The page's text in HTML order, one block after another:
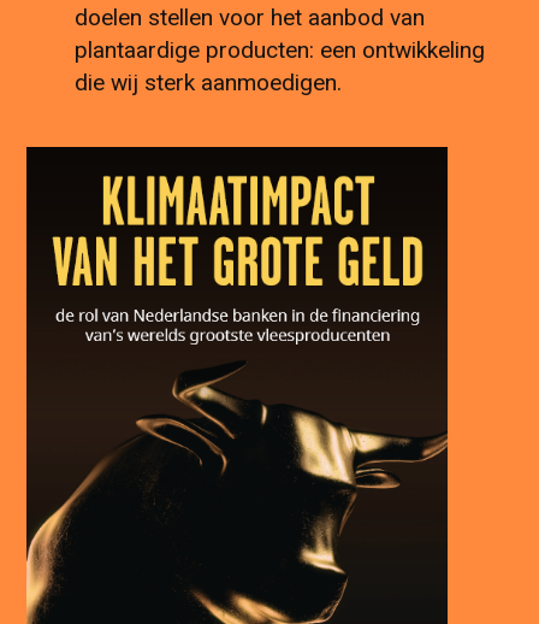
doelen stellen voor het aanbod van
plantaardige producten: een ontwikkeling
die wij sterk aanmoedigen.